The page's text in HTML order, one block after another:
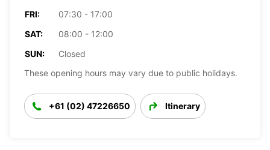
FRI:
07:30 - 17:00
SAT:
08:00 - 12:00
SUN:
Closed
These opening hours may vary due to public holidays.
+61 (02) 47226650 Itinerary